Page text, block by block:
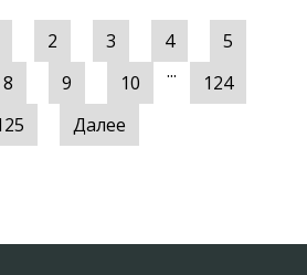
2 3 4
5
8 9 10 ...
124
Далее